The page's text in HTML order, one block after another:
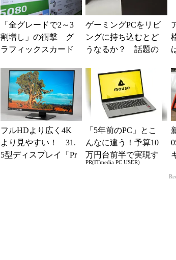
「全グレードで2～3
割増し」の衝撃 グ
ラフィックスカード
でアキバの購入制限
が深刻化
ゲーミングPCをリビ
ングに持ち込むとど
うなるか？ 話題の
team ...
フルHDより広く4K
より見やすい！ 31.
5型ディスプレイ「Pr
「5年前のPC」とこ
んなに違う！予算10
万円台前半で実現す
る快適PCライフ
PR(ITmedia PC USER)